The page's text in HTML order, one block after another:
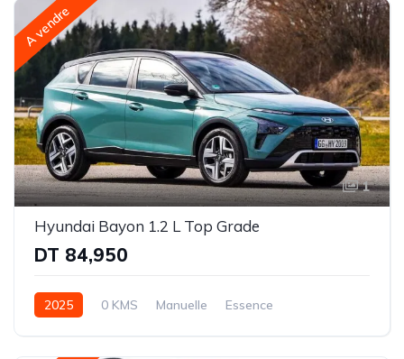
A vendre
1
Hyundai Bayon 1.2 L Top Grade
DT 84,950
2025 0 KMS Manuelle
Essence